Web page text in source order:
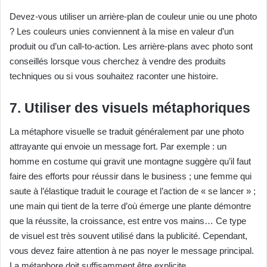
Devez-vous utiliser un arrière-plan de couleur unie ou une photo
? Les couleurs unies conviennent à la mise en valeur d’un
produit ou d’un call-to-action. Les arrière-plans avec photo sont
conseillés lorsque vous cherchez à vendre des produits
techniques ou si vous souhaitez raconter une histoire.
7. Utiliser des visuels métaphoriques
La métaphore visuelle se traduit généralement par une photo
attrayante qui envoie un message fort. Par exemple : un
homme en costume qui gravit une montagne suggère qu’il faut
faire des efforts pour réussir dans le business ; une femme qui
saute à l’élastique traduit le courage et l’action de « se lancer » ;
une main qui tient de la terre d’où émerge une plante démontre
que la réussite, la croissance, est entre vos mains… Ce type
de visuel est très souvent utilisé dans la publicité. Cependant,
vous devez faire attention à ne pas noyer le message principal.